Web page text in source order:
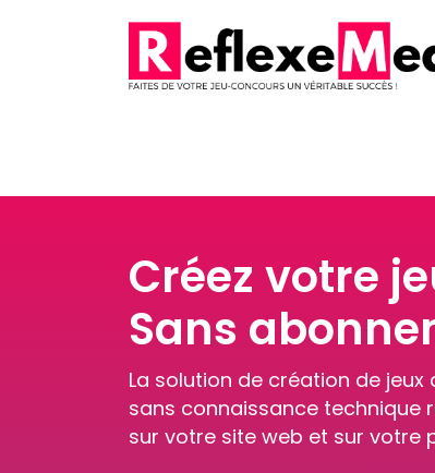
Créez votre
Sans
La solution de création de
sans connaissance technique
sur votre site web et sur votre